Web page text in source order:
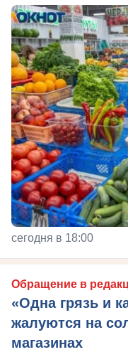
сегодня в 18:00
Обращение в
«Одна грязь и
жалуются на
магазинах